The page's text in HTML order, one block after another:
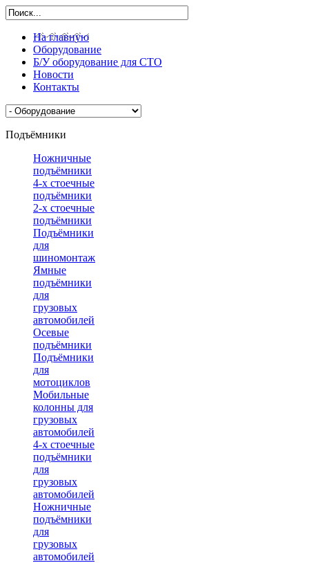
На главную
Оборудование
Б/У оборудование для СТО
Новости
Контакты
Подъёмники
Ножничные
подъёмники
4-х стоечные
подъёмники
2-х стоечные
подъёмники
Подъёмники
для
шиномонтажа
Ямные
подъёмники
для
грузовых
автомобилей
Осевые
подъёмники
Подъёмники
для
мотоциклов
Мобильные
колонны для
грузовых
автомобилей
4-х стоечные
подъёмники
для
грузовых
автомобилей
Ножничные
подъёмники
для
грузовых
автомобилей